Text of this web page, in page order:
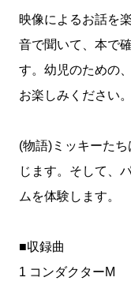
映像によるお話を
音で聞いて、本で
す。幼児のための
お楽しみください。
(物語)ミッキーた
じます。そして、
ムを体験します。
■収録曲
1 コンダクターM